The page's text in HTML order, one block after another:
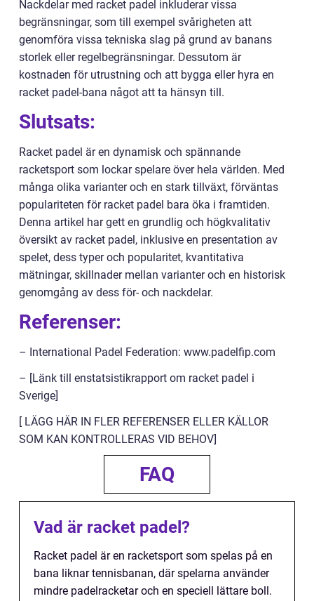
Nackdelar med racket padel inkluderar vissa
begränsningar, som till exempel svårigheten att
genomföra vissa tekniska slag på grund av banans
storlek eller regelbegränsningar. Dessutom är
kostnaden för utrustning och att bygga eller hyra en
racket padel-bana något att ta hänsyn till.
Slutsats:
Racket padel är en dynamisk och spännande
racketsport som lockar spelare över hela världen. Med
många olika varianter och en stark tillväxt, förväntas
populariteten för racket padel bara öka i framtiden.
Denna artikel har gett en grundlig och högkvalitativ
översikt av racket padel, inklusive en presentation av
spelet, dess typer och popularitet, kvantitativa
mätningar, skillnader mellan varianter och en historisk
genomgång av dess för- och nackdelar.
Referenser:
– International Padel Federation: www.padelfip.com
– [Länk till enstatsistikrapport om racket padel i
Sverige]
[ LÄGG HÄR IN FLER REFERENSER ELLER KÄLLOR
SOM KAN KONTROLLERAS VID BEHOV]
FAQ
Vad är racket padel?
Racket padel är en racketsport som spelas på en
bana liknar tennisbanan, där spelarna använder
mindre padelracketar och en speciell lättare boll.